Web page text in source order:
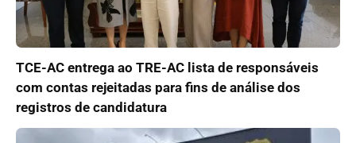
TCE-AC entrega ao TRE-AC lista de responsáveis
com contas rejeitadas para fins de análise dos
registros de candidatura